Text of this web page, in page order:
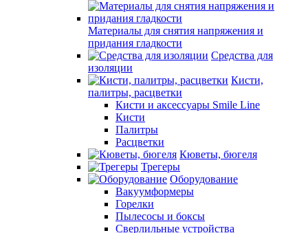
Материалы для снятия напряжения и
придания гладкости
Средства для
изоляции
Кисти,
палитры, расцветки
Кисти и аксессуары Smile Line
Кисти
Палитры
Расцветки
Кюветы, бюгеля
Трегеры
Оборудование
Вакуумформеры
Горелки
Пылесосы и боксы
Сверлильные устройства